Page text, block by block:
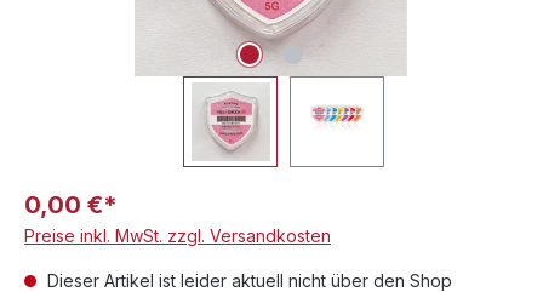
0,00 €*
Preise inkl. MwSt. zzgl. Versandkosten
Dieser Artikel ist leider aktuell nicht über den Shop